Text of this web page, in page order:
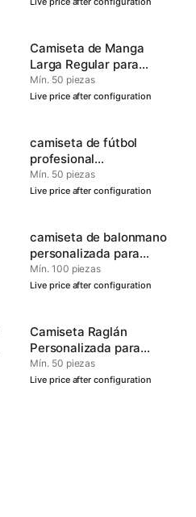
Camiseta de Manga
Larga Regular para
Hombre - Suave y
Duradera
Mín. 50 piezas
Live price after configuration
camiseta de fútbol
profesional
personalizada
Mín. 50 piezas
Live price after configuration
camiseta de balonmano
personalizada para
hombres
Mín. 100 piezas
Live price after configuration
Camiseta Raglán
Personalizada para
Hombre - Uniforme
Oficial del Equipo
Mín. 50 piezas
Live price after configuration